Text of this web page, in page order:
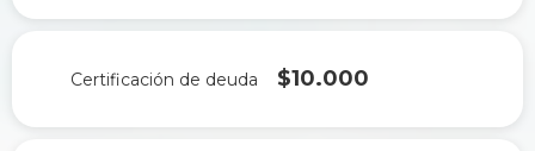
Certificación de deuda $10.000